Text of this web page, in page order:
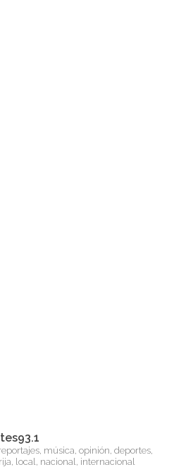
música, opinión, deportes,
local, nacional, internacional